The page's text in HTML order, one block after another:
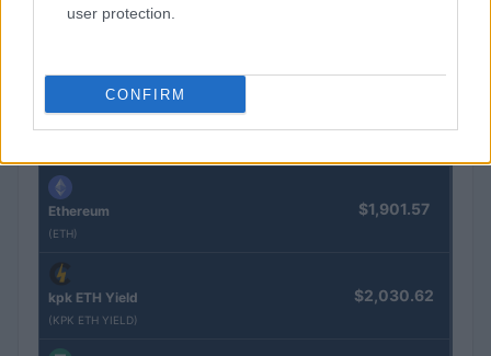
user protection.
CONFIRM
Ethereum
(ETH)
$1,901.57
kpk ETH Yield
(KPK ETH YIELD)
$2,030.62